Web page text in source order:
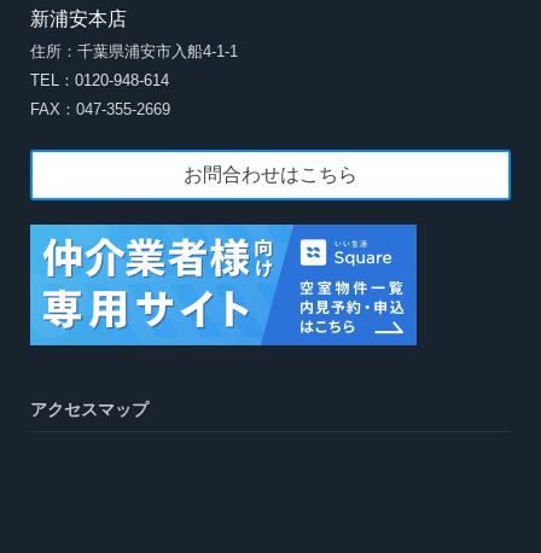
新浦安本店
住所：千葉県浦安市入船4-1-1
TEL：0120-948-614
FAX：047-355-2669
お問合わせはこちら
アクセスマップ